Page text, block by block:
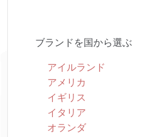
ブランドを国から選ぶ
アイルランド
アメリカ
イギリス
イタリア
オランダ